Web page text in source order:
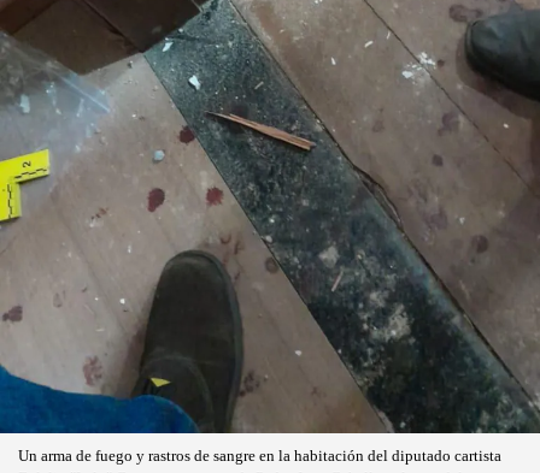
Un arma de fuego y rastros de sangre en la habitación del diputado cartista